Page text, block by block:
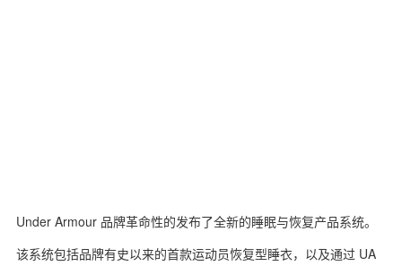
Under Armour 品牌革命性的发布了全新的睡眠与恢复产品系统。
该系统包括品牌有史以来的首款运动员恢复型睡衣，以及通过 UA